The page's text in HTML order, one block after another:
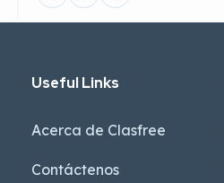
Useful Links
Acerca de Clasfree
Contáctenos